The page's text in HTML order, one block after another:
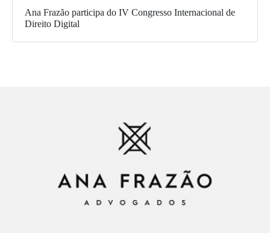
Ana Frazão participa do IV Congresso Internacional de
Direito Digital